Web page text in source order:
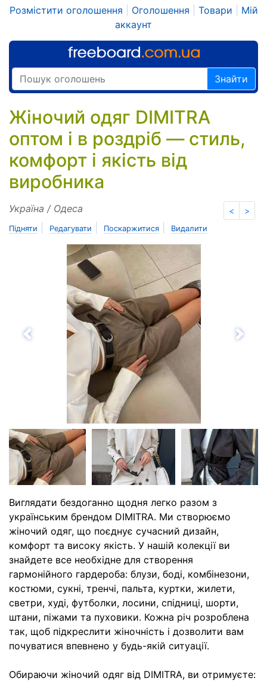
Розмістити оголошення Оголошення Товари
Мій
аккаунт
Знайти
Жіночий одяг DIMITRA
оптом і в роздріб — стиль,
комфорт і якість від
виробника
< >
Україна / Одеса
Підняти Редагувати Поскаржитися Видалити
Назад
Виглядати бездоганно щодня легко разом з
українським брендом DIMITRA. Ми створюємо
жіночий одяг, що поєднує сучасний дизайн,
комфорт та високу якість. У нашій колекції ви
знайдете все необхідне для створення
гармонійного гардероба: блузи, боді, комбінезони,
костюми, сукні, тренчі, пальта, куртки, жилети,
светри, худі, футболки, лосини, спідниці, шорти,
штани, піжами та пуховики. Кожна річ розроблена
так, щоб підкреслити жіночність і дозволити вам
почуватися впевнено у будь-якій ситуації.
Обираючи жіночий одяг від DIMITRA, ви отримуєте: